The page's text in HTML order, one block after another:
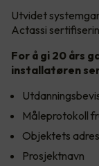
Utvidet
Actassi
For å gi 20 års
installatøren
Måleprotokoll
Objektets
Prosjektnavn